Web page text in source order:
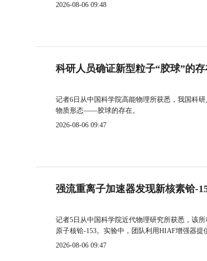
2026-08-06 09:48
科研人员确证新型粒子“胶球”的
记者6日从中国科学院高能物理所获悉，我国科
物质形态——胶球的存在。
2026-08-06 09:47
强流重离子加速器发现新核素铪-
记者5日从中国科学院近代物理研究所获悉，该
原子核铪-153。实验中，团队利用HIAF增强器提
2026-08-06 09:47